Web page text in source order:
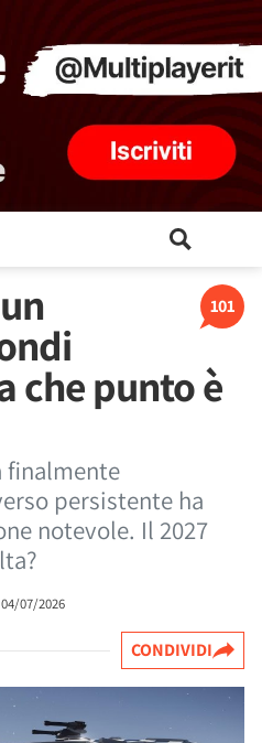
101
che punto è
finalmente
persistente ha
notevole. Il 2027
04/07/2026
CONDIVIDI